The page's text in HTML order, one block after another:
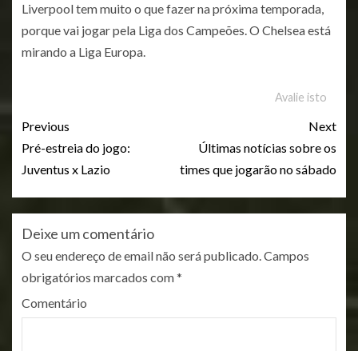
Liverpool tem muito o que fazer na próxima temporada,
porque vai jogar pela Liga dos Campeões. O Chelsea está
mirando a Liga Europa.
Avalie isto
Previous
Pré-estreia do jogo:
Juventus x Lazio
Next
Últimas notícias sobre os
times que jogarão no sábado
Deixe um comentário
O seu endereço de email não será publicado.Campos
obrigatórios marcados com*
Comentário